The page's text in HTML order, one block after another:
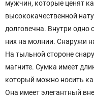
мужчин, которые ценят
высококачественной
долговечна. Внутри одно
них на молнии. Снаружи
На тыльной стороне
магните. Сумка имеет
который можно носить
Она имеет элегантный